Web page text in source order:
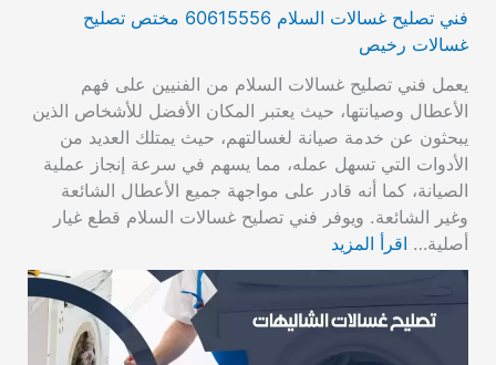
فني تصليح غسالات السلام 60615556 مختص تصليح
غسالات رخيص
يعمل فني تصليح غسالات السلام من الفنيين على فهم
الأعطال وصيانتها، حيث يعتبر المكان الأفضل للأشخاص الذين
يبحثون عن خدمة صيانة لغسالتهم، حيث يمتلك العديد من
الأدوات التي تسهل عمله، مما يسهم في سرعة إنجاز عملية
الصيانة، كما أنه قادر على مواجهة جميع الأعطال الشائعة
وغير الشائعة. ويوفر فني تصليح غسالات السلام قطع غيار
أصلية… اقرأ المزيد